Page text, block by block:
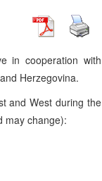
in cooperation with
Herzegovina.
and West during the
may change):